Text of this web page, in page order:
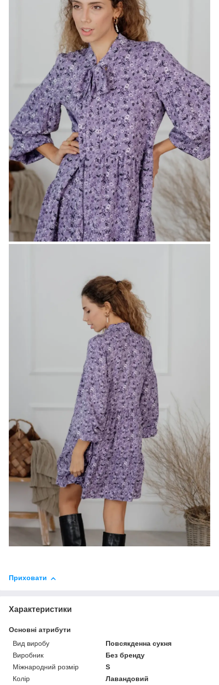
Приховати
Характеристики
Основні атрибути
Вид виробу
Повсякденна сукня
Виробник
Без бренду
Міжнародний розмір
S
Колір
Лавандовий